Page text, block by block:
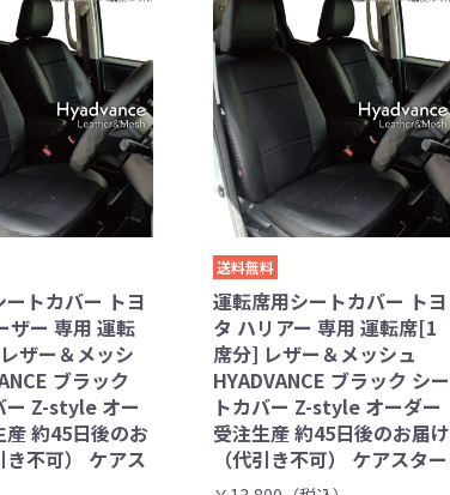
トカバー トヨ
ザー 専用 運転
ザー＆メッシ
ブラック
ー Z-style オー
産 約45日後のお
不可） ケアス
送料無料
運転席用シートカバー トヨ
タ ハリアー 専用 運転席[1
席分] レザー＆メッシュ
HYADVANCE ブラック シー
トカバー Z-style オーダー
受注生産 約45日後のお届け
（代引き不可） ケアスター